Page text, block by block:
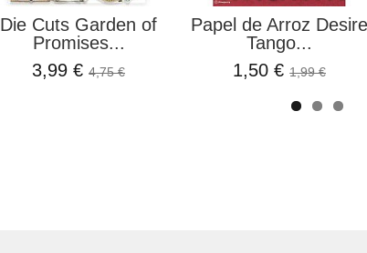
Die Cuts Garden of
Promises...
3,99 €4,75 €
Papel de Arroz Desire
Tango...
1,50 €1,99 €